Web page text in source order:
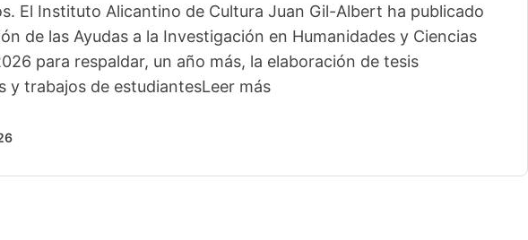
El Instituto Alicantino de Cultura Juan Gil-Albert ha publicado
de las Ayudas a la Investigación en Humanidades y Ciencias
para respaldar, un año más, la elaboración de tesis
y trabajos de estudiantesLeer más